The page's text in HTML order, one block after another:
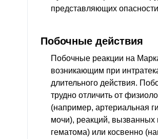
представляющих
Побочные действия
Побочные реакции на
возникающим при
длительного действия.
трудно отличить от
(например, артериальная
мочи), реакций, вызванных
гематома) или косвенно